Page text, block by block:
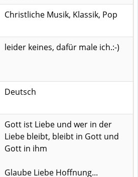
Christliche Musik, Klassik, Pop
leider keines, dafür male ich.:-)
Deutsch
Gott ist Liebe und wer in der
Liebe bleibt, bleibt in Gott und
Gott in ihm
Glaube Liebe Hoffnung...